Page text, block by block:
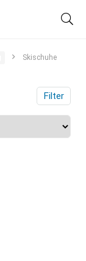
Skischuhe
Filter